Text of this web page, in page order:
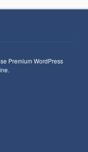
Premium WordPress